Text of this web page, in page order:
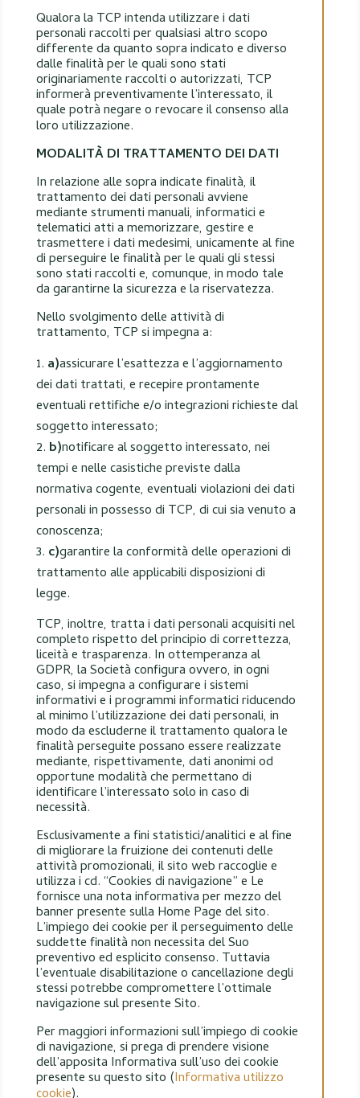
Qualora la TCP intenda utilizzare i dati
personali raccolti per qualsiasi altro scopo
differente da quanto sopra indicato e diverso
dalle finalità per le quali sono stati
originariamente raccolti o autorizzati, TCP
informerà preventivamente l’interessato, il
quale potrà negare o revocare il consenso alla
loro utilizzazione.
MODALITÀ DI TRATTAMENTO DEI DATI
In relazione alle sopra indicate finalità, il
trattamento dei dati personali avviene
mediante strumenti manuali, informatici e
telematici atti a memorizzare, gestire e
trasmettere i dati medesimi, unicamente al fine
di perseguire le finalità per le quali gli stessi
sono stati raccolti e, comunque, in modo tale
da garantirne la sicurezza e la riservatezza.
Nello svolgimento delle attività di
trattamento, TCP si impegna a:
a)assicurare l’esattezza e l’aggiornamento
dei dati trattati, e recepire prontamente
eventuali rettifiche e/o integrazioni richieste dal
soggetto interessato;
b)notificare al soggetto interessato, nei
tempi e nelle casistiche previste dalla
normativa cogente, eventuali violazioni dei dati
personali in possesso di TCP, di cui sia venuto a
conoscenza;
c)garantire la conformità delle operazioni di
trattamento alle applicabili disposizioni di
legge.
TCP, inoltre, tratta i dati personali acquisiti nel
completo rispetto del principio di correttezza,
liceità e trasparenza. In ottemperanza al
GDPR, la Società configura ovvero, in ogni
caso, si impegna a configurare i sistemi
informativi e i programmi informatici riducendo
al minimo l’utilizzazione dei dati personali, in
modo da escluderne il trattamento qualora le
finalità perseguite possano essere realizzate
mediante, rispettivamente, dati anonimi od
opportune modalità che permettano di
identificare l’interessato solo in caso di
necessità.
Esclusivamente a fini statistici/analitici e al fine
di migliorare la fruizione dei contenuti delle
attività promozionali, il sito web raccoglie e
utilizza i cd. “Cookies di navigazione” e Le
fornisce una nota informativa per mezzo del
banner presente sulla Home Page del sito.
L’impiego dei cookie per il perseguimento delle
suddette finalità non necessita del Suo
preventivo ed esplicito consenso. Tuttavia
l’eventuale disabilitazione o cancellazione degli
stessi potrebbe compromettere l’ottimale
navigazione sul presente Sito.
Per maggiori informazioni sull’impiego di cookie
di navigazione, si prega di prendere visione
dell’apposita Informativa sull’uso dei cookie
presente su questo sito (Informativa utilizzo